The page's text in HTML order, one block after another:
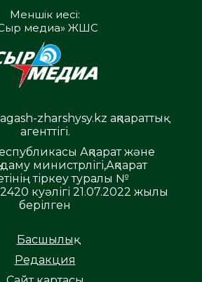
Меншік иесі:
медиа» ЖШС
zharshysy.kz ақпараттық
агенттігі.
Ақпарат және
министрлігі,Ақпарат
тіркеу туралы №
куәлігі 21.07.2022 жылы
берілген
Басшылық
Редакция